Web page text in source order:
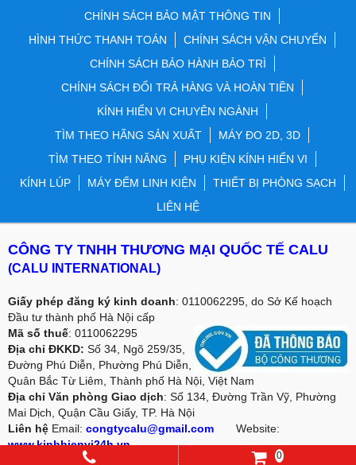
CHÍNH SÁCH BẢO MẬT THÔNG TIN
HÌNH THỨC THANH TOÁN
CHÍNH SÁCH VẬN CHUYỂN
CHÍNH SÁCH BẢO HÀNH BẢO TRÌ
CHÍNH SÁCH ĐỔI TRẢ HÀNG VÀ HOÀN TIỀN
KÍNH HIỂN VI CHUYÊN NGÀNH
TÌM THEO HÃNG SẢN XUẤT
MÁY ĐO 2D, 3D
TÌM THEO TÍNH NĂNG
PHỤ KIỆN KÍNH HIỂN VI
KÍNH LÚP
MÁY ĐẾM LINH KIỆN
THIẾT BỊ PHÒNG SẠCH
LIÊN HỆ
CÔNG TY TNHH THƯƠNG MẠI QUỐC TẾ CALU
(CALU INTERNATIONAL)
Giấy phép đăng ký kinh doanh: 0110062295, do Sở Kế hoạch
Đầu tư thành phố Hà Nội cấp
Mã số thuế: 0110062295
Địa chỉ ĐKKD: Số 34, Ngõ 259/35,
Đường Phú Diễn, Phường Phú Diễn,
Quân Bắc Từ Liêm, Thành phố Hà Nội, Việt Nam
Địa chỉ Văn phòng Giao dịch: Số 134, Đường Trần Vỹ, Phường
Mai Dịch, Quận Cầu Giấy, TP. Hà Nội
Liên hệ Email: congtycalu@gmail.com Website:
www.kinhhienvi24h.vn
: 02466.566.022/ Mobile: 0987 49 67 69 -
0